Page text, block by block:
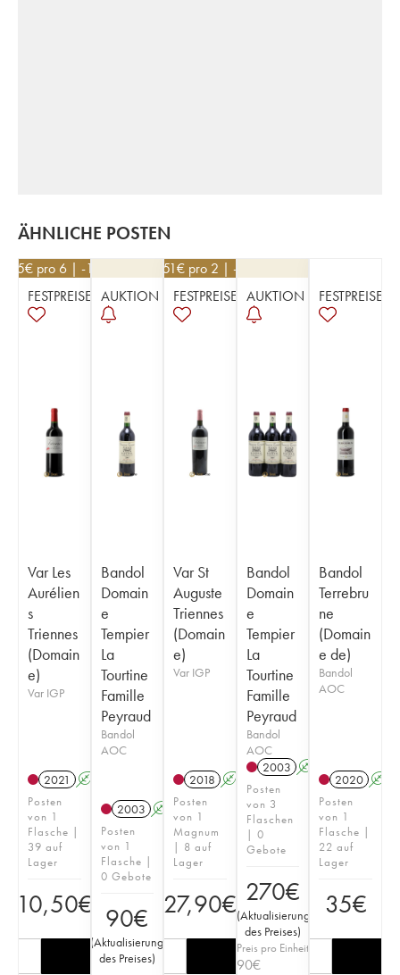
ÄHNLICHE POSTEN
€ pro 6 | -10%
FESTPREISE
Var Les
Aurélien
s
Triennes
(Domain
e)
Var IGP
2021 A
Posten
von 1
Flasche |
39 auf
Lager
10,50€
AUKTION
Bandol
Domain
e
Tempier
La
Tourtine
Famille
Peyraud
Bandol
AOC
2003 A
Posten
von 1
Flasche |
0 Gebote
90€
(Aktualisierung
des Preises)
26,51€ pro 2 | -5%
FESTPREISE
Var St
Auguste
Triennes
(Domain
e)
Var IGP
2018 A
Posten
von 1
Magnum
| 8 auf
Lager
27,90€
AUKTION
Bandol
Domain
e
Tempier
La
Tourtine
Famille
Peyraud
Bandol
AOC
2003 A
Posten
von 3
Flaschen
| 0
Gebote
270€
(Aktualisierung
des Preises)
Preis pro Einheit
90€
FESTPREISE
Bandol
Terrebru
ne
(Domain
e de)
Bandol
AOC
2020 A
Posten
von 1
Flasche |
22 auf
Lager
35€